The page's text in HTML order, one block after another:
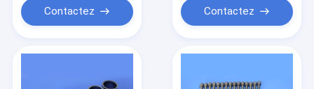
Contactez Contactez